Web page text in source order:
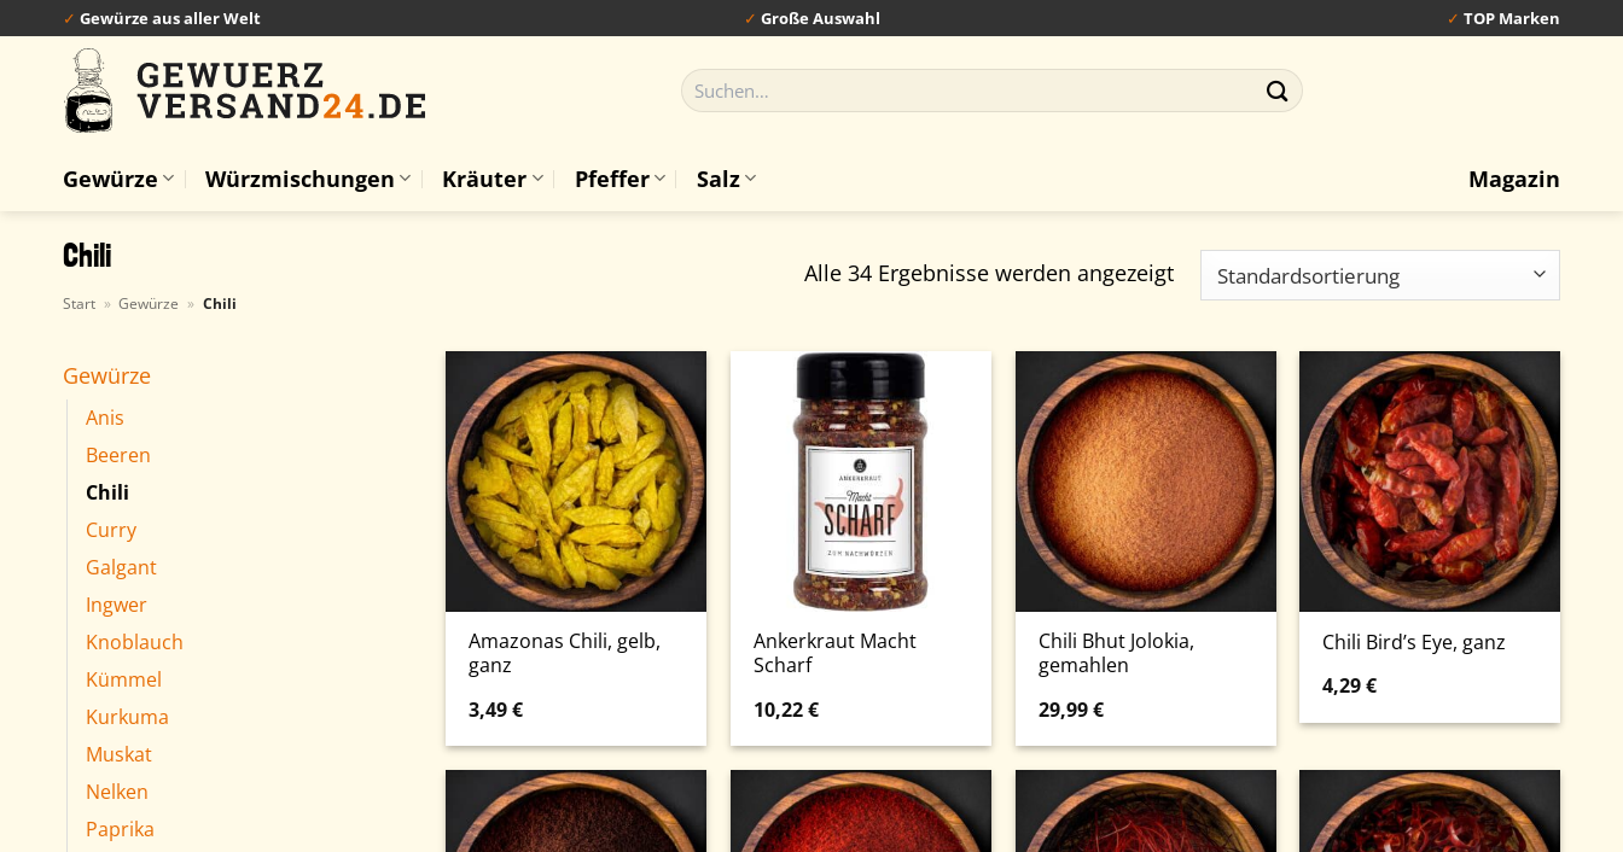
springen
✓ Gewürze aus aller Welt ✓ Große Auswahl ✓ TOP Marken
Suchen
nach:
Gewürze Würzmischungen Kräuter Pfeffer Salz Magazin
Chili
Start » Gewürze » Chili
Alle 34 Ergebnisse werden angezeigt
Gewürze
Anis
Beeren
Chili
Curry
Galgant
Ingwer
Knoblauch
Kümmel
Kurkuma
Muskat
Nelken
Paprika
Amazonas Chili, gelb,
ganz
3,49€
Ankerkraut Macht
Scharf
10,22€
Chili Bhut Jolokia,
gemahlen
29,99€
Chili Bird’s Eye, ganz
4,29€